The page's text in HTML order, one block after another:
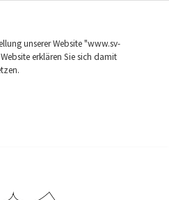
unserer Website "www.sv-
erklären Sie sich damit